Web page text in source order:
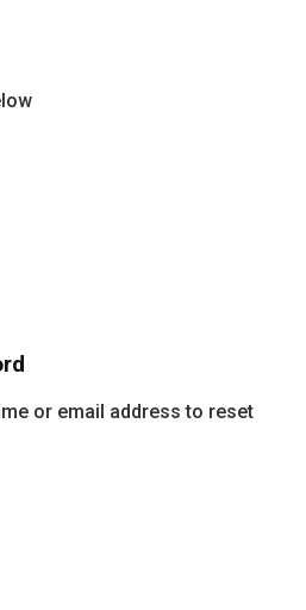
or email address to reset